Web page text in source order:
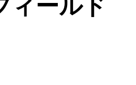
ィールド